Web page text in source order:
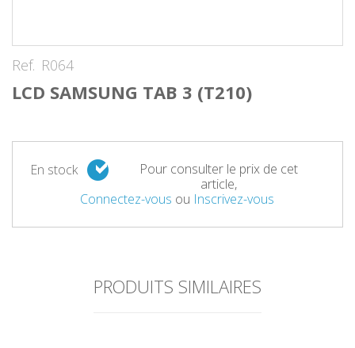
Ref. R064
LCD SAMSUNG TAB 3 (T210)
En stock
Pour consulter le prix de cet
article,
Connectez-vous ou Inscrivez-vous
PRODUITS SIMILAIRES